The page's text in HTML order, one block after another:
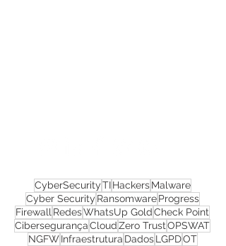
CyberSecurityTIHackersMalware
Cyber SecurityRansomwareProgress
FirewallRedesWhatsUp Gold Check Point